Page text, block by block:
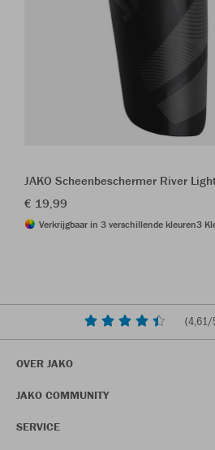
JAKO Scheenbeschermer River
€ 19,99
Verkrijgbaar in 3 verschillende kleuren3
(4,61/
OVER JAKO
JAKO COMMUNITY
SERVICE